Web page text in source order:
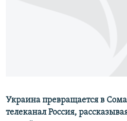
Украина превращается в
телеканал Россия,